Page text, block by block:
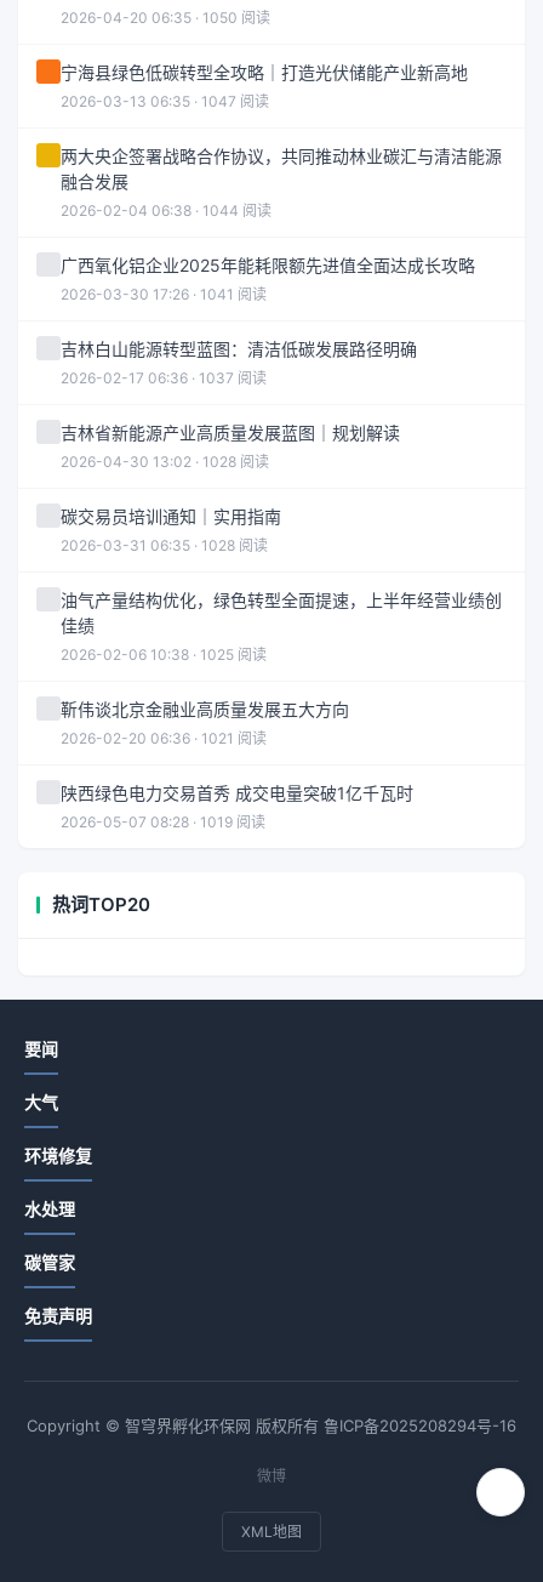
2026-04-20 06:35 · 1050 阅读
宁海县绿色低碳转型全攻略｜打造光伏储能产业新高地
2026-03-13 06:35 · 1047 阅读
两大央企签署战略合作协议，共同推动林业碳汇与清洁能源
融合发展
2026-02-04 06:38 · 1044 阅读
广西氧化铝企业2025年能耗限额先进值全面达成长攻略
2026-03-30 17:26 · 1041 阅读
吉林白山能源转型蓝图：清洁低碳发展路径明确
2026-02-17 06:36 · 1037 阅读
吉林省新能源产业高质量发展蓝图｜规划解读
2026-04-30 13:02 · 1028 阅读
碳交易员培训通知｜实用指南
2026-03-31 06:35 · 1028 阅读
油气产量结构优化，绿色转型全面提速，上半年经营业绩创
佳绩
2026-02-06 10:38 · 1025 阅读
靳伟谈北京金融业高质量发展五大方向
2026-02-20 06:36 · 1021 阅读
陕西绿色电力交易首秀 成交电量突破1亿千瓦时
2026-05-07 08:28 · 1019 阅读
热词TOP20
要闻
大气
环境修复
水处理
碳管家
免责声明
Copyright © 智穹界孵化环保网 版权所有 鲁ICP备2025208294号-16
微博
XML地图